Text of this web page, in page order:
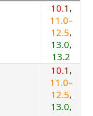
10.1 ,
11.0–
12.5,
13.0,
13.2
10.1 ,
11.0–
12.5,
13.0,